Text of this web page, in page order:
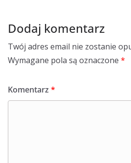
Dodaj komentarz
Twój adres email nie zostanie
Wymagane pola są oznaczone *
Komentarz *